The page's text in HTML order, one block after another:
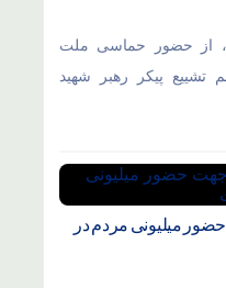
از حضور حماسی ملت
تشییع پیکر رهبر شهید
میلیونی مردم در